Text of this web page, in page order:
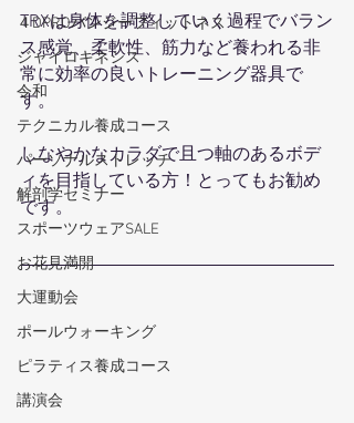
４DPROバンジーフィットネス
ジャイロキネシス
令和
テクニカル養成コース
パーソナルストレッチ
解剖学セミナー
スポーツウェアSALE
お花見満開
大運動会
ポールウォーキング
ピラティス養成コース
講演会
TRXは身体を調整していく過程でバラン
ス感覚、柔軟性、筋力など養われる非
常に効率の良いトレーニング器具で
す。
しなやかなカラダで且つ軸のあるボデ
ィを目指している方！とってもお勧め
です。